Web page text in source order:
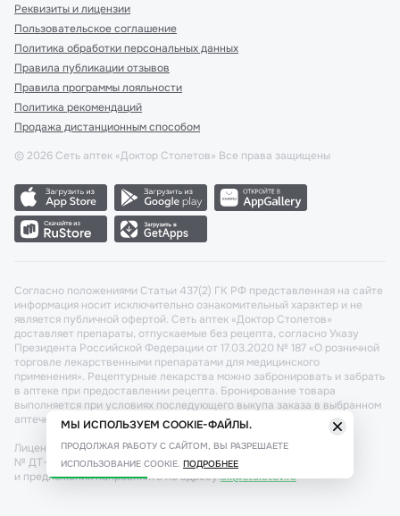
Реквизиты и лицензии
Пользовательское соглашение
Политика обработки персональных данных
Правила публикации отзывов
Правила программы лояльности
Политика рекомендаций
Продажа дистанционным способом
© 2026 Сеть аптек «Доктор Столетов» Все права защищены
Согласно положениями Статьи 437(2) ГК РФ представленная на сайте
информация носит исключительно ознакомительный характер и не
является публичной офертой. Сеть аптек «Доктор Столетов»
доставляет препараты, отпускаемые без рецепта, согласно Указу
Президента Российской Федерации от 17.03.2020 № 187 «О розничной
торговле лекарственными препаратами для медицинского
применения». Рецептурные лекарства можно забронировать и забрать
в аптеке при предоставлении рецепта. Бронирование товара
выполняется при условиях последующего выкупа заказа в выбранном
аптечном пункте.
Лицензия №: ЛО-77-02-011340 от 22 декабря 2020г. Разрешение
№ ДТ-77-000421 от 25.10.2021 г. Вопросы по заказам, претензии
и предложения направляйте по адресу:cx@stoletov.ru
МЫ ИСПОЛЬЗУЕМ COOKIE-ФАЙЛЫ.
ПРОДОЛЖАЯ РАБОТУ С САЙТОМ, ВЫ РАЗРЕШАЕТЕ
ИСПОЛЬЗОВАНИЕ COOKIE. ПОДРОБНЕЕ